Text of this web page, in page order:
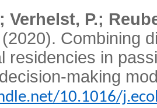
Verhelst, P.;
(2020). Combining
residencies in
making
10.1016/